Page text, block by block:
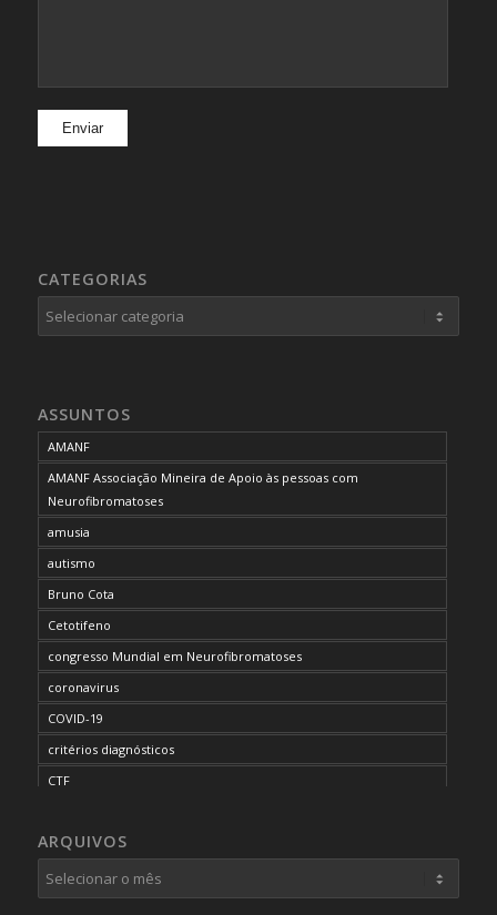
CATEGORIAS
Categorias
ASSUNTOS
AMANF
AMANF Associação Mineira de Apoio às pessoas com
Neurofibromatoses
amusia
autismo
Bruno Cota
Cetotifeno
congresso Mundial em Neurofibromatoses
coronavirus
COVID-19
critérios diagnósticos
CTF
desordem do processamento auditivo
diagnóstico
dificuldades cognitivas
ARQUIVOS